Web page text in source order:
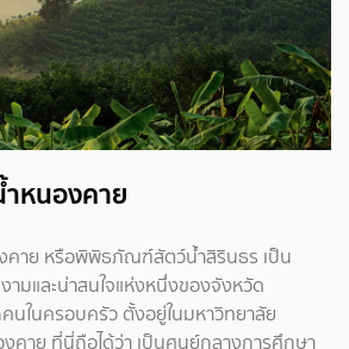
หนองคาย
าย หรือพิพิธภัณฑ์สัตว์น้ำสิรินธร เป็น
มและน่าสนใจแห่งหนึ่งของจังหวัด
นในครอบครัว ตั้งอยู่ในมหาวิทยาลัย
คาย ที่นี่ถือได้ว่า เป็นศูนย์กลางการศึกษา